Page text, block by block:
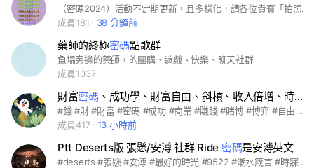
（密碼2024）活動不定期更新，且多樣化，請各位貴賓「拍照上傳存證」！謝謝您的配合！～歡迎再次蒞臨本店遊玩～
成員181
38 分鐘前
藥師的終極密碼點歌群
魚塭旁邊的藥師，的團購、遊戲、快樂、聊天社群
成員1037
財富密碼、成功學、財富自由、斜槓、收入倍增、時間自由、幸福腦引領你走向人生巔峰(非投資非詐騙)
#錢 #財 #財富 #密碼 #成功 #商業 #賺錢 #賭博 #博弈 #自由 #金 #銀 #投資 #股票 #外匯 #期貨 #基金 #定存 #收入 #斜槓 #支出 #存款 #存錢 #儲蓄 #保險 #金融 #商品 #商務 #周刊 #名人 #自傳 #股神 #網賺 #時間 #旅遊 #奢侈 #買房 #買車 #豪宅 #豪車
成員417
13 小時前
Ptt Deserts版 張懸/安溥 社群 Ride 密碼是安溥英文
#deserts #張懸 #安溥 #最好的時光 #9522 #潮水箴言 #時寐 #你怎麼想